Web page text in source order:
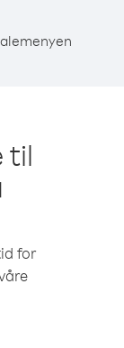
til
for